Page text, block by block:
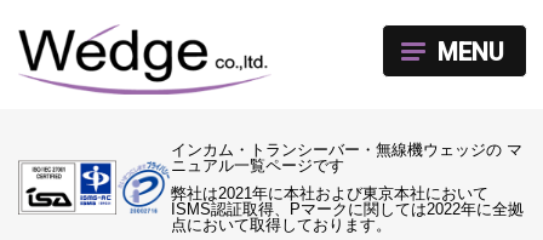
インカム・トランシーバー・無線機ウェッジの マ
ニュアル一覧ページです
弊社は2021年に本社および東京本社において
ISMS認証取得、Pマークに関しては2022年に全拠
点において取得しております。
MENU